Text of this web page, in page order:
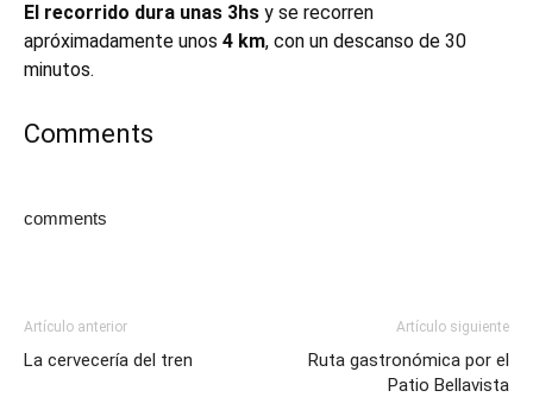
El recorrido dura unas 3hs y se recorren
apróximadamente unos 4 km, con un descanso de 30
minutos.
Comments
comments
Artículo anterior
La cervecería del tren
Artículo siguiente
Ruta gastronómica por el
Patio Bellavista